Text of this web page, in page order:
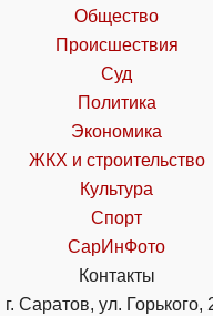
Общество
Происшествия
Суд
Политика
Экономика
ЖКХ и строительство
Культура
Спорт
СарИнФото
Контакты
г. Саратов, ул. Горького,